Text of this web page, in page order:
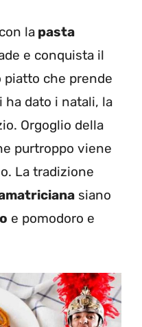
la pasta
e conquista il
piatto che prende
ha dato i natali, la
Orgoglio della
purtroppo viene
La tradizione
siano
e pomodoro e